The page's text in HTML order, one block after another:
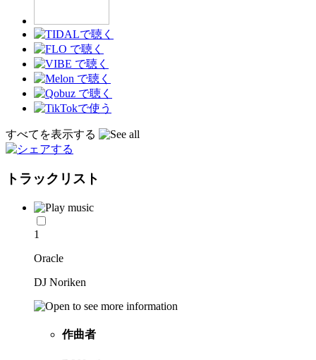
すべてを表示する
トラックリスト
1
Oracle
DJ Noriken
作曲者